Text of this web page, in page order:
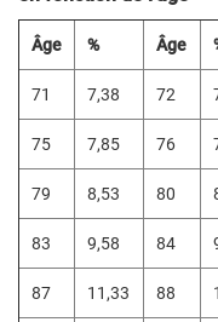
Âge % Âge
71 7,38 72
75 7,85 76
79 8,53 80
83 9,58 84
87 11,33 88